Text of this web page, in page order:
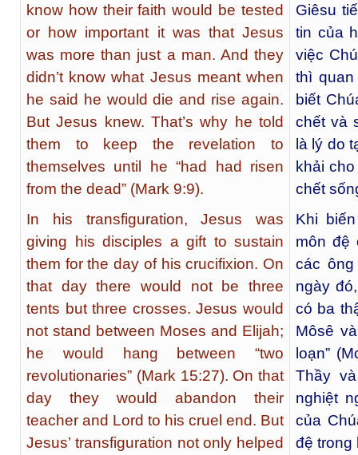
know how their faith would be tested
or how important it was that Jesus
was more than just a man. And they
didn’t know what Jesus meant when
he said he would die and rise again.
But Jesus knew. That’s why he told
them to keep the revelation to
themselves until he “had had risen
from the dead” (Mark 9:9).
In his transfiguration, Jesus was
giving his disciples a gift to sustain
them for the day of his crucifixion. On
that day there would not be three
tents but three crosses. Jesus would
not stand between Moses and Elijah;
he would hang between “two
revolutionaries” (Mark 15:27). On that
day they would abandon their
teacher and Lord to his cruel end. But
Jesus’ transfiguration not only helped
Giêsu
tin của
việc
thì
biết
chết và
là lý do
khải
chết
Khi
môn đệ
các
ngày
có ba
Môsê
loạn”
Thầy
nghiệt
của
đệ trong